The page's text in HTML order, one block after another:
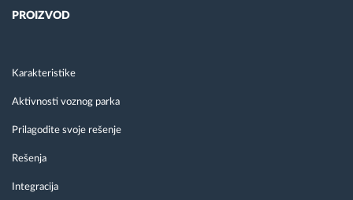
PROIZVOD
Karakteristike
Aktivnosti voznog parka
Prilagodite svoje rešenje
Rešenja
Integracija